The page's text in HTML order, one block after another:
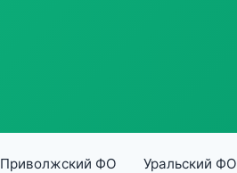
Приволжский ФО Уральский ФО